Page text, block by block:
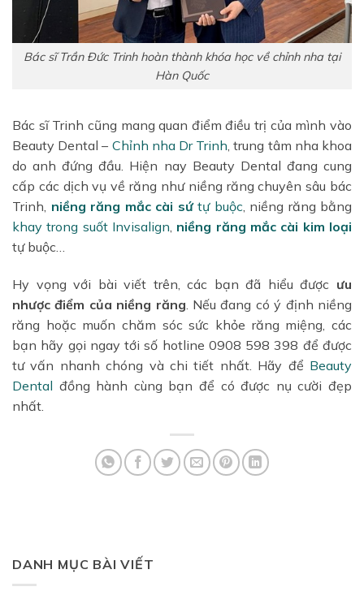
Bác sĩ Trần Đức Trinh hoàn thành khóa học về chỉnh nha tại
Hàn Quốc
Bác sĩ Trinh cũng mang quan điểm điều trị của mình vào
Beauty Dental – Chỉnh nha Dr Trinh, trung tâm nha khoa
do anh đứng đầu. Hiện nay Beauty Dental đang cung
cấp các dịch vụ về răng như niềng răng chuyên sâu bác
Trinh, niềng răng mắc cài sứ tự buộc, niềng răng bằng
khay trong suốt Invisalign, niềng răng mắc cài kim loại
tự buộc…
Hy vọng với bài viết trên, các bạn đã hiểu được ưu
nhược điểm của niềng răng. Nếu đang có ý định niềng
răng hoặc muốn chăm sóc sức khỏe răng miệng, các
bạn hãy gọi ngay tới số hotline 0908 598 398 để được
tư vấn nhanh chóng và chi tiết nhất. Hãy để Beauty
Dental đồng hành cùng bạn để có được nụ cười đẹp
nhất.
DANH MỤC BÀI VIẾT